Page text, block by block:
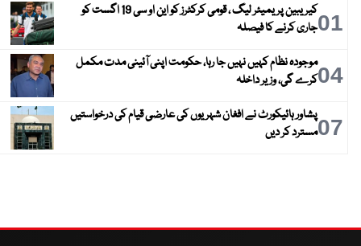
01
کیریبین پریمیئر لیگ ، قومی کرکٹرز کو این او سی 19 اگست کو
جاری کرنے کا فیصلہ
04موجودہ نظام کہیں نہیں جا رہا، حکومت اپنی آئینی مدت مکمل
کرے گی، وزیر داخلہ
07پشاور ہائیکورٹ نے افغان شہریوں کی عارضی قیام کی درخواستیں
مسترد کر دیں